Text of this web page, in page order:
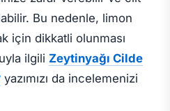
Bu nedenle, limon
için dikkatli olunması
ilgili Zeytinyağı Cilde
yazımızı da incelemenizi